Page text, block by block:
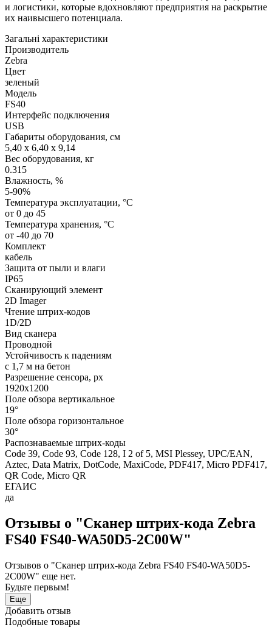
и логистики, которые вдохновляют предприятия на раскрытие
их наивысшего потенциала.
Загальні характеристики
Производитель
Zebra
Цвет
зеленый
Модель
FS40
Интерфейс подключения
USB
Габариты оборудования, см
5,40 x 6,40 x 9,14
Вес оборудования, кг
0.315
Влажность, %
5-90%
Температура эксплуатации, °C
от 0 до 45
Температура хранения, °C
от -40 до 70
Комплект
кабель
Защита от пыли и влаги
IP65
Сканирующий элемент
2D Imager
Чтение штрих-кодов
1D/2D
Вид сканера
Проводной
Устойчивость к падениям
с 1,7 м на бетон
Разрешение сенсора, px
1920x1200
Поле обзора вертикальное
19°
Поле обзора горизонтальное
30°
Распознаваемые штрих-коды
Code 39, Code 93, Code 128, I 2 of 5, MSI Plessey, UPC/EAN,
Aztec, Data Matrix, DotCode, MaxiCode, PDF417, Micro PDF417,
QR Code, Micro QR
ЕГАИС
да
Отзывы о "Сканер штрих-кода Zebra
FS40 FS40-WA50D5-2C00W"
Отзывов о "Сканер штрих-кода Zebra FS40 FS40-WA50D5-
2C00W" еще нет.
Будьте первым!
Еще
Добавить отзыв
Подобные товары